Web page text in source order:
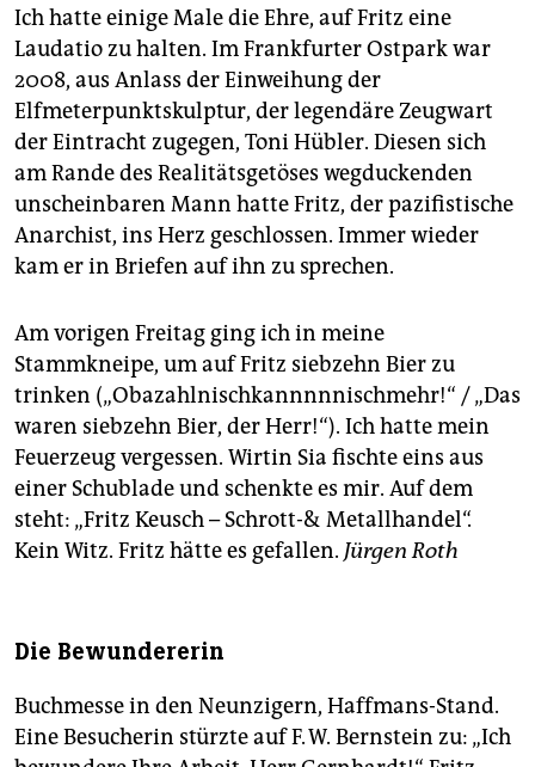
Ich hatte einige Male die Ehre, auf Fritz eine
Laudatio zu halten. Im Frankfurter Ostpark war
2008, aus Anlass der Einweihung der
Elfmeterpunktskulptur, der legendäre Zeugwart
der Eintracht zugegen, Toni Hübler. Diesen sich
am Rande des Realitätsgetöses wegduckenden
unscheinbaren Mann hatte Fritz, der pazifistische
Anarchist, ins Herz geschlossen. Immer wieder
kam er in Briefen auf ihn zu sprechen.
Am vorigen Freitag ging ich in meine
Stammkneipe, um auf Fritz siebzehn Bier zu
trinken („Obazahlnischkannnnnischmehr!“ / „Das
waren siebzehn Bier, der Herr!“). Ich hatte mein
Feuerzeug vergessen. Wirtin Sia fischte eins aus
einer Schublade und schenkte es mir. Auf dem
steht: „Fritz Keusch – Schrott-& Metallhandel“.
Kein Witz. Fritz hätte es gefallen. Jürgen Roth
Die Bewundererin
Buchmesse in den Neunzigern, Haffmans-Stand.
Eine Besucherin stürzte auf F. W. Bernstein zu: „Ich